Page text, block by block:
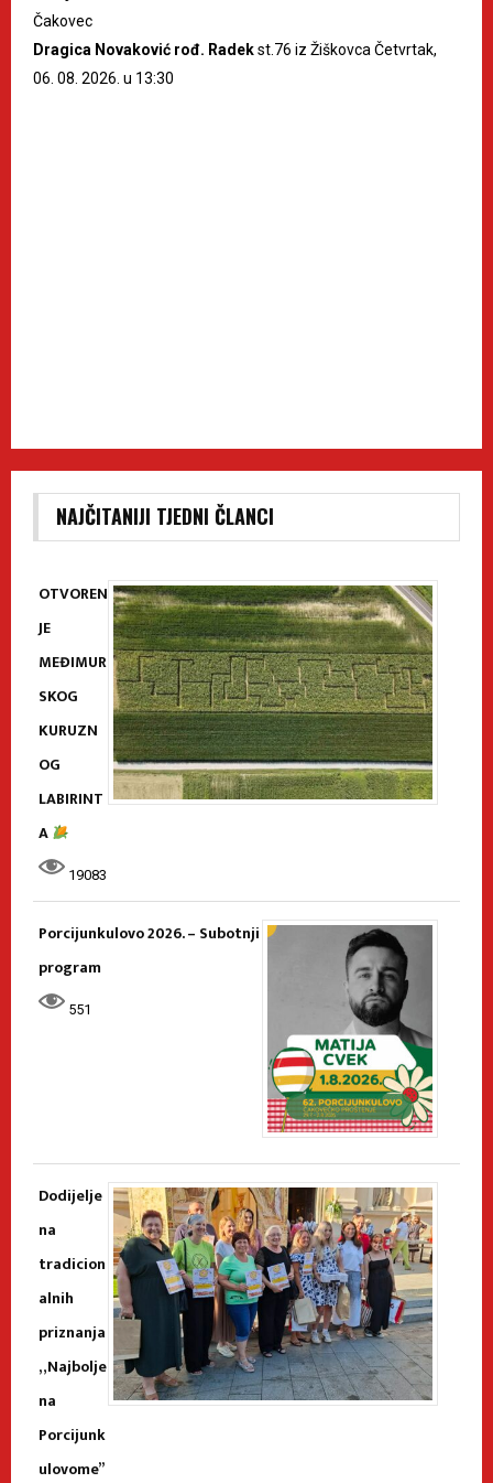
Čakovec
Dragica Novaković rođ. Radekst.76 iz Žiškovca Četvrtak,
06. 08. 2026. u 13:30
NAJČITANIJI TJEDNI ČLANCI
OTVOREN
JE
MEĐIMUR
SKOG
KURUZN
OG
LABIRINT
A
19083
Porcijunkulovo 2026. – Subotnji
program
551
Dodijelje
na
tradicion
alnih
priznanja
„Najbolje
na
Porcijunk
ulovome”